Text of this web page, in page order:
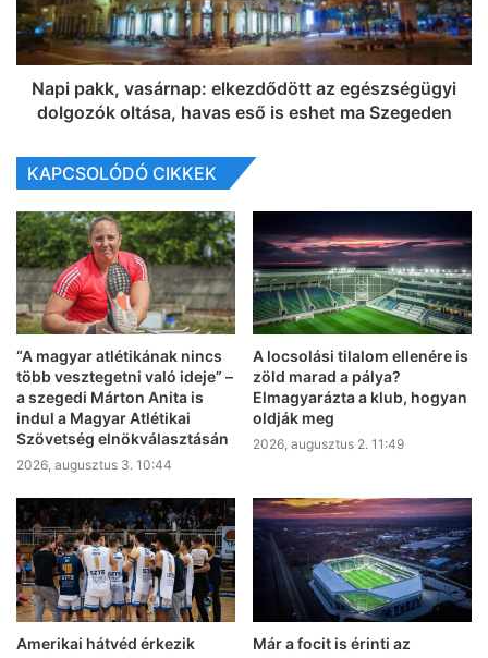
Napi pakk, vasárnap: elkezdődött az egészségügyi
dolgozók oltása, havas eső is eshet ma Szegeden
KAPCSOLÓDÓ CIKKEK
“A magyar atlétikának nincs
több vesztegetni való ideje” –
a szegedi Márton Anita is
indul a Magyar Atlétikai
Szövetség elnökválasztásán
2026, augusztus 3. 10:44
A locsolási tilalom ellenére is
zöld marad a pálya?
Elmagyarázta a klub, hogyan
oldják meg
2026, augusztus 2. 11:49
Amerikai hátvéd érkezik
Már a focit is érinti az